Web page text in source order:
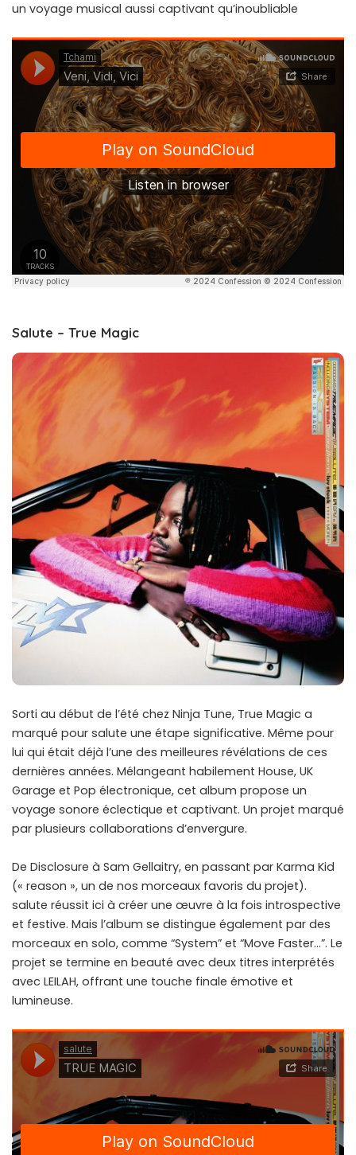
un voyage musical aussi captivant qu’inoubliable
Salute – True Magic
Sorti au début de l’été chez Ninja Tune, True Magic a
marqué pour salute une étape significative. Même pour
lui qui était déjà l’une des meilleures révélations de ces
dernières années. Mélangeant habilement House, UK
Garage et Pop électronique, cet album propose un
voyage sonore éclectique et captivant. Un projet marqué
par plusieurs collaborations d’envergure.
De Disclosure à Sam Gellaitry, en passant par Karma Kid
(« reason », un de nos morceaux favoris du projet).
salute réussit ici à créer une œuvre à la fois introspective
et festive. Mais l’album se distingue également par des
morceaux en solo, comme “System” et “Move Faster…”. Le
projet se termine en beauté avec deux titres interprétés
avec LEILAH, offrant une touche finale émotive et
lumineuse.